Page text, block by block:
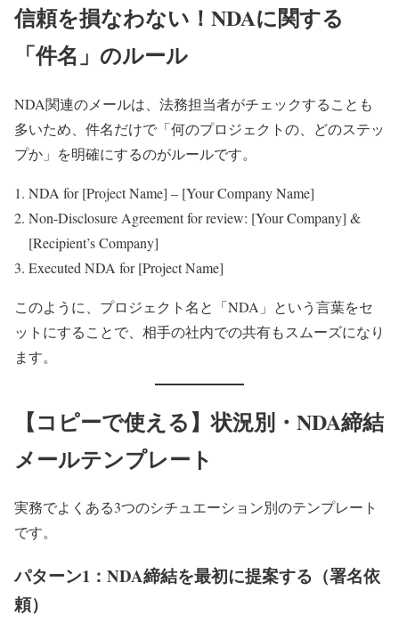
信頼を損なわない！NDAに関する
「件名」のルール
NDA関連のメールは、法務担当者がチェックすることも
多いため、件名だけで「何のプロジェクトの、どのステッ
プか」を明確にするのがルールです。
NDA for [Project Name] – [Your Company Name]
Non-Disclosure Agreement for review: [Your Company] &
[Recipient’s Company]
Executed NDA for [Project Name]
このように、プロジェクト名と「NDA」という言葉をセ
ットにすることで、相手の社内での共有もスムーズになり
ます。
【コピーで使える】状況別・NDA締結
メールテンプレート
実務でよくある3つのシチュエーション別のテンプレート
です。
パターン1：NDA締結を最初に提案する（署名依
頼）